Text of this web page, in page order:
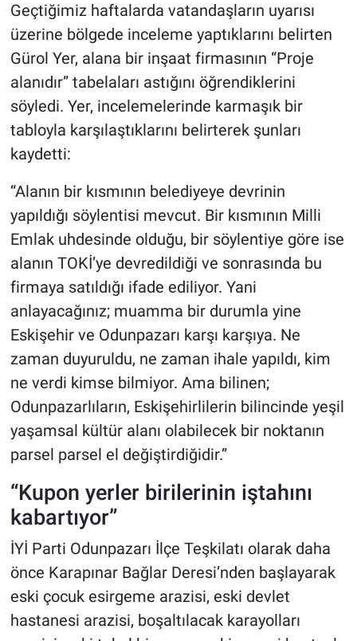
Geçtiğimiz haftalarda vatandaşların uyarısı
üzerine bölgede inceleme yaptıklarını belirten
Gürol Yer, alana bir inşaat firmasının “Proje
alanıdır” tabelaları astığını öğrendiklerini
söyledi. Yer, incelemelerinde karmaşık bir
tabloyla karşılaştıklarını belirterek şunları
kaydetti:
“Alanın bir kısmının belediyeye devrinin
yapıldığı söylentisi mevcut. Bir kısmının Milli
Emlak uhdesinde olduğu, bir söylentiye göre ise
alanın TOKİ’ye devredildiği ve sonrasında bu
firmaya satıldığı ifade ediliyor. Yani
anlayacağınız; muamma bir durumla yine
Eskişehir ve Odunpazarı karşı karşıya. Ne
zaman duyuruldu, ne zaman ihale yapıldı, kim
ne verdi kimse bilmiyor. Ama bilinen;
Odunpazarlıların, Eskişehirlilerin bilincinde yeşil
yaşamsal kültür alanı olabilecek bir noktanın
parsel parsel el değiştirdiğidir.”
“Kupon yerler birilerinin iştahını
kabartıyor”
İYİ Parti Odunpazarı İlçe Teşkilatı olarak daha
önce Karapınar Bağlar Deresi’nden başlayarak
eski çocuk esirgeme arazisi, eski devlet
hastanesi arazisi, boşaltılacak karayolları